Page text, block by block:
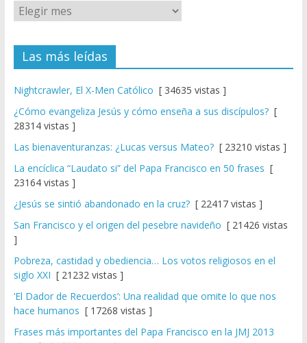
Las más leídas
Nightcrawler, El X-Men Católico [ 34635 vistas ]
¿Cómo evangeliza Jesús y cómo enseña a sus discípulos?[
28314 vistas ]
Las bienaventuranzas: ¿Lucas versus Mateo?[ 23210 vistas ]
La encíclica “Laudato si” del Papa Francisco en 50 frases [
23164 vistas ]
¿Jesús se sintió abandonado en la cruz?[ 22417 vistas ]
San Francisco y el origen del pesebre navideño [ 21426 vistas
]
Pobreza, castidad y obediencia… Los votos religiosos en el
siglo XXI [ 21232 vistas ]
‘El Dador de Recuerdos’: Una realidad que omite lo que nos
hace humanos [ 17268 vistas ]
Frases más importantes del Papa Francisco en la JMJ 2013